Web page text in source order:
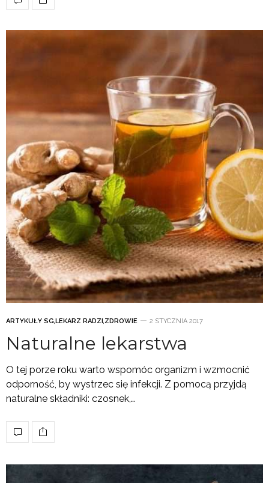
ARTYKUŁY SG LEKARZ RADZI ZDROWIE 2 STYCZNIA 2017
Naturalne lekarstwa
O tej porze roku warto wspomóc organizm i wzmocnić
odporność, by wystrzec się infekcji. Z pomocą przyjdą
naturalne składniki: czosnek,…